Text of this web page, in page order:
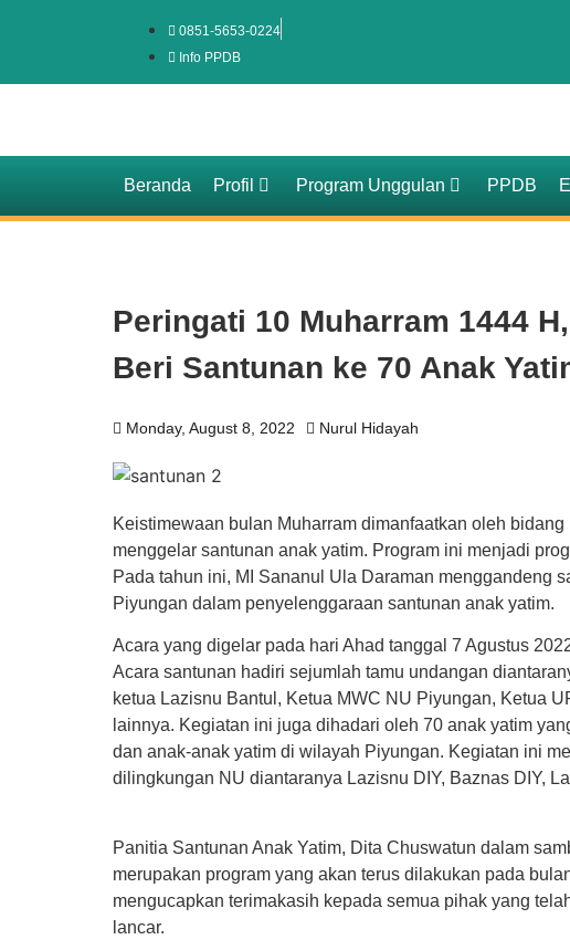
0851-5653-0224
Info PPDB
Beranda Profil Program Unggulan PPDB
Peringati 10 Muharram 1444
Beri Santunan ke 70 Anak
Monday, August 8, 2022 Nurul Hidayah
Keistimewaan bulan Muharram dimanfaatkan oleh
menggelar santunan anak yatim. Program ini menjadi
Pada tahun ini, MI Sananul Ula Daraman menggandeng
Piyungan dalam penyelenggaraan santunan anak yatim.
Acara yang digelar pada hari Ahad tanggal 7 Agustus
Acara santunan hadiri sejumlah tamu undangan
ketua Lazisnu Bantul, Ketua MWC NU Piyungan, Ketua
lainnya. Kegiatan ini juga dihadari oleh 70 anak yatim
dan anak-anak yatim di wilayah Piyungan. Kegiatan ini
dilingkungan NU diantaranya Lazisnu DIY, Baznas DIY,
Panitia Santunan Anak Yatim, Dita Chuswatun dalam
merupakan program yang akan terus dilakukan pada
mengucapkan terimakasih kepada semua pihak yang
lancar.